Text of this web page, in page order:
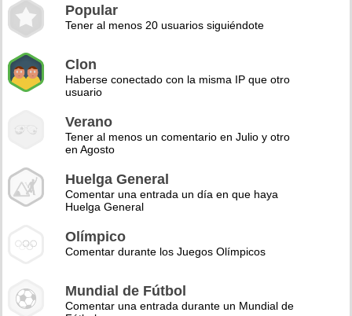
Popular
Tener al menos 20 usuarios siguiéndote
Clon
Haberse conectado con la misma IP que otro
usuario
Verano
Tener al menos un comentario en Julio y otro
en Agosto
Huelga General
Comentar una entrada un día en que haya
Huelga General
Olímpico
Comentar durante los Juegos Olímpicos
Mundial de Fútbol
Comentar una entrada durante un Mundial de